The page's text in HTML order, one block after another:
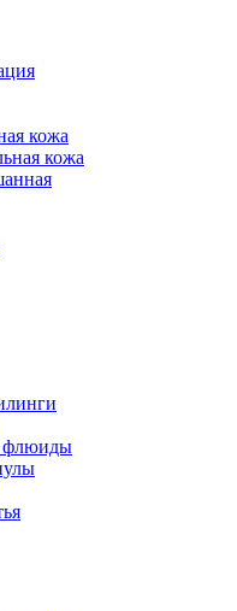
кожа
кожа
флюиды